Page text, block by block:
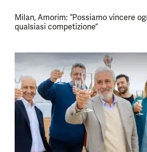
Milan, Amorim: “Possiamo vincere
qualsiasi competizione”